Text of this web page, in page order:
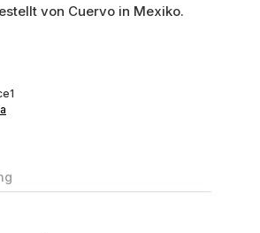
von Cuervo in Mexiko.